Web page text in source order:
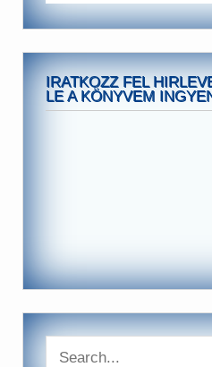
IRATKOZZ FEL
LE A KÖNYVEM